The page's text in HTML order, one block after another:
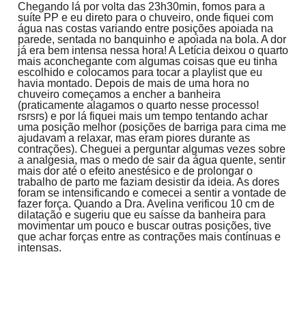
Chegando lá por volta das 23h30min, fomos para a
suíte PP e eu direto para o chuveiro, onde fiquei com
água nas costas variando entre posições apoiada na
parede, sentada no banquinho e apoiada na bola. A dor
já era bem intensa nessa hora! A Letícia deixou o quarto
mais aconchegante com algumas coisas que eu tinha
escolhido e colocamos para tocar a playlist que eu
havia montado. Depois de mais de uma hora no
chuveiro começamos a encher a banheira
(praticamente alagamos o quarto nesse processo!
rsrsrs) e por lá fiquei mais um tempo tentando achar
uma posição melhor (posições de barriga para cima me
ajudavam a relaxar, mas eram piores durante as
contrações). Cheguei a perguntar algumas vezes sobre
a analgesia, mas o medo de sair da água quente, sentir
mais dor até o efeito anestésico e de prolongar o
trabalho de parto me faziam desistir da ideia. As dores
foram se intensificando e comecei a sentir a vontade de
fazer força. Quando a Dra. Avelina verificou 10 cm de
dilatação e sugeriu que eu saísse da banheira para
movimentar um pouco e buscar outras posições, tive
que achar forças entre as contrações mais contínuas e
intensas.